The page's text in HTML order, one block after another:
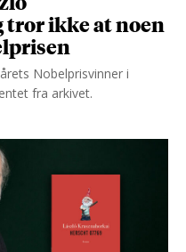
tror ikke at noen
Nobelprisvinner i
fra arkivet.